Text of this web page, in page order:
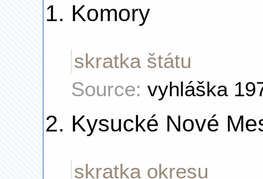
Komory
skratka štátu
Source: vyhláška
Kysucké Nové
skratka okresu